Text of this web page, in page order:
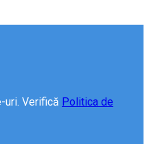
Verifică Politica de